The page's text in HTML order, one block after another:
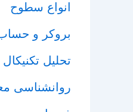
انواع سطوح
بروکر و
تحلیل تکنیکال
روانشناسی